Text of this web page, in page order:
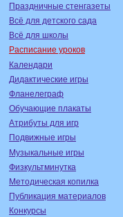
Праздничные стенгазеты
Всё для детского сада
Всё для школы
Расписание уроков
Календари
Дидактические игры
Фланелеграф
Обучающие плакаты
Атрибуты для игр
Подвижные игры
Музыкальные игры
Физкультминутка
Методическая копилка
Публикация материалов
Конкурсы